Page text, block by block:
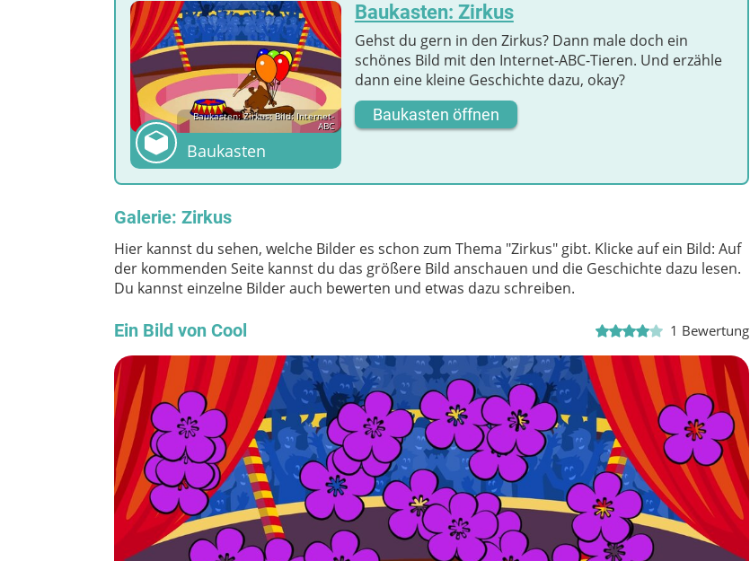
Baukasten: Zirkus; Bild: Internet-
ABC
Baukasten
Baukasten: Zirkus
Gehst du gern in den Zirkus? Dann male doch ein
schönes Bild mit den Internet-ABC-Tieren. Und erzähle
dann eine kleine Geschichte dazu, okay?
Baukasten öffnen
Galerie: Zirkus
Hier kannst du sehen, welche Bilder es schon zum Thema "Zirkus" gibt. Klicke auf ein Bild: Auf
der kommenden Seite kannst du das größere Bild anschauen und die Geschichte dazu lesen.
Du kannst einzelne Bilder auch bewerten und etwas dazu schreiben.
Ein Bild von Cool 1 Bewertung